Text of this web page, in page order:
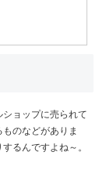
ョップに売られて
のなどがありま
るんですよね～。